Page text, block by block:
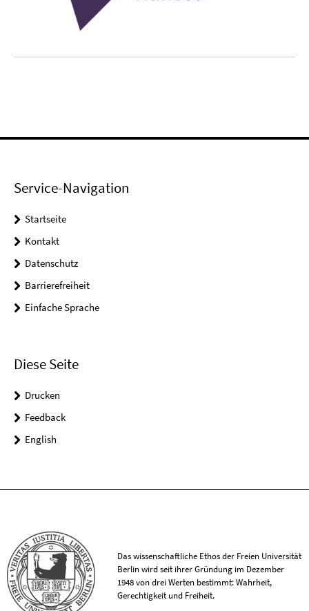
Service-Navigation
Startseite
Kontakt
Datenschutz
Barrierefreiheit
Einfache Sprache
Diese Seite
Drucken
Feedback
English
Das wissenschaftliche Ethos der Freien Universität
Berlin wird seit ihrer Gründung im Dezember
1948 von drei Werten bestimmt: Wahrheit,
Gerechtigkeit und Freiheit.